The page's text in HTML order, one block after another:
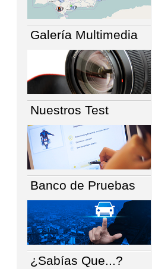
Galería Multimedia
Nuestros Test
Banco de Pruebas
¿Sabías Que...?